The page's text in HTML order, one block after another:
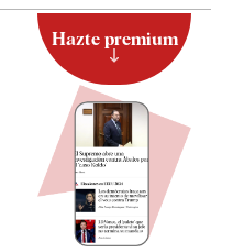
Hazte premium